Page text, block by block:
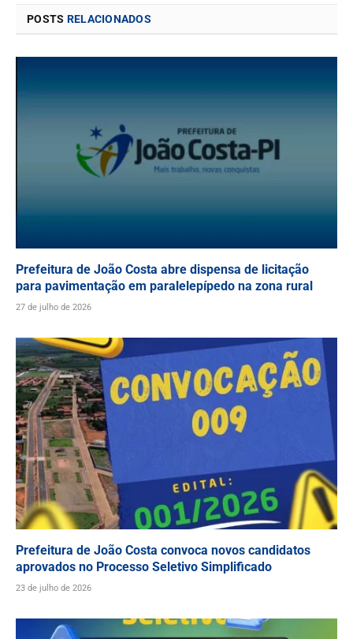
POSTS RELACIONADOS
Prefeitura de João Costa abre dispensa de licitação
para pavimentação em paralelepípedo na zona rural
27 de julho de 2026
Prefeitura de João Costa convoca novos candidatos
aprovados no Processo Seletivo Simplificado
23 de julho de 2026